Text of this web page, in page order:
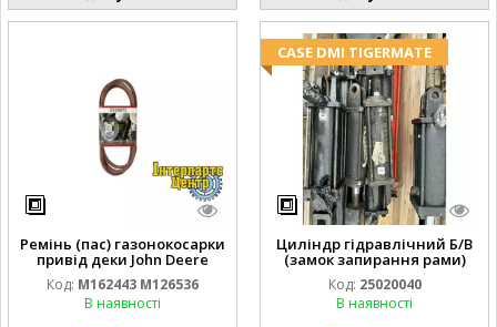
Ремінь (пас) газонокосарки
привід деки John Deere
M162443 M126536
Код: M162443 M126536
В наявності
CASE DMI TIGERMATE
Циліндр гідравлічний Б/В
(замок запирання рами)
2''X4'' 25320040
Код: 25020040
В наявності